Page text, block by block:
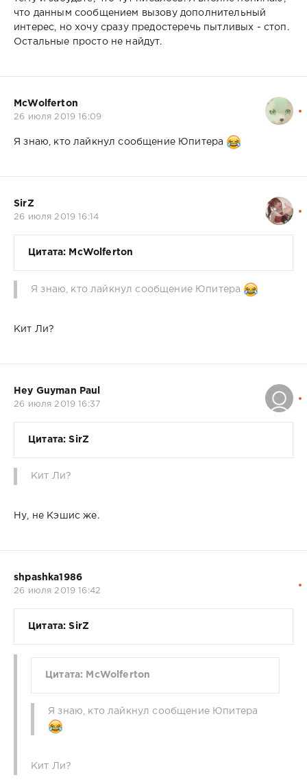
что данным сообщением вызову дополнительный
интерес, но хочу сразу предостеречь пытливых - стоп.
Остальные просто не найдут.
McWolferton
26 июля 2019 16:09
Я знаю, кто лайкнул сообщение Юпитера
SirZ
26 июля 2019 16:14
Цитата: McWolferton
Я знаю, кто лайкнул сообщение Юпитера
Кит Ли?
Hey Guyman Paul
26 июля 2019 16:37
Цитата: SirZ
Кит Ли?
Ну, не Кэшис же.
shpashka1986
26 июля 2019 16:42
Цитата: SirZ
Цитата: McWolferton
Я знаю, кто лайкнул сообщение Юпитера
Кит Ли?